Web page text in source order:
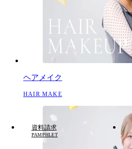
ヘアメイク
HAIR MAKE
資料請求
PAMPHLET